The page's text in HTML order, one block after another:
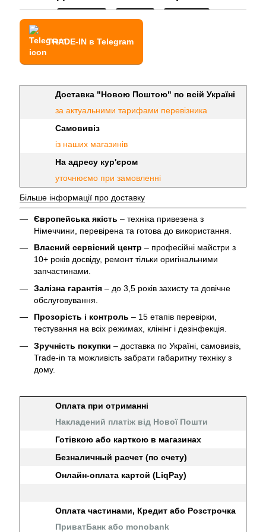
TRADE-IN в Telegram
Доставка "Новою Поштою" по всій Україні
за актуальними тарифами перевізника
Самовивіз
із наших магазинів
На адресу кур'єром
уточнюємо при замовленні
Більше інформації про доставку
Європейська якість – техніка привезена з
Німеччини, перевірена та готова до використання.
Власний сервісний центр – професійні майстри з
10+ років досвіду, ремонт тільки оригінальними
запчастинами.
Залізна гарантія – до 3,5 років захисту та довічне
обслуговування.
Прозорість і контроль – 15 етапів перевірки,
тестування на всіх режимах, клінінг і дезінфекція.
Зручність покупки – доставка по Україні, самовивіз,
Trade-in та можливість забрати габаритну техніку з
дому.
Оплата при отриманні
Накладений платіж від Нової Пошти
Готівкою або карткою в магазинах
Безналичный расчет (по счету)
Онлайн-оплата картой (LiqPay)
Оплата частинами, Кредит або Розстрочка
ПриватБанк або monobank